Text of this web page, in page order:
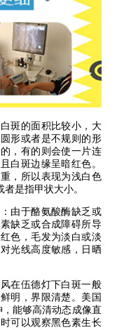
斑的面积比较小，大
形或者是不规则的形
，有的则会使一片连
白斑边缘呈暗红色。
，所以表现为浅白色
是指甲状大小。
由于酪氨酸酶缺乏或
缺乏或合成障碍所导
色，毛发为淡白或淡
光线高度敏感，日晒
在伍德灯下白斑一般
明，界限清楚。美国
能够高清动态成像直
可以观察黑色素生长